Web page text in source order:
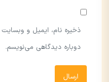
ذخیره نام، ایمیل و
دوباره دیدگاهی می‌نویسم.